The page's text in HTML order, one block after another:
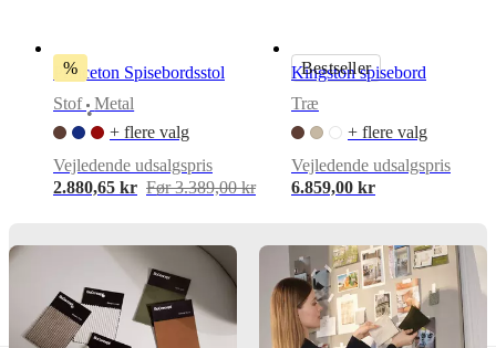
Downloads
Produktblad
Materialer
Front
HR
50 kg/m3
%
Princeton Spisebordsstol
Stof
•
Metal
+ flere valg
Vejledende udsalgspris
2.880,65 kr Før 3.389,00 kr
Bestseller
Kingston spisebord
Træ
+ flere valg
Vejledende udsalgspris
6.859,00 kr